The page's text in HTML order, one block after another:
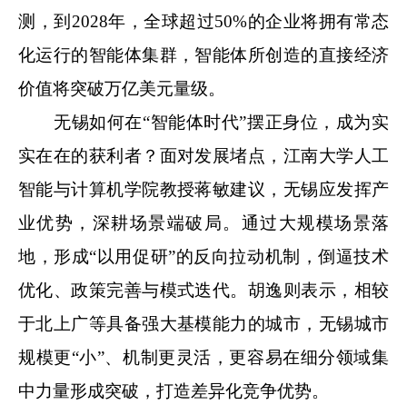
测，到2028年，全球超过50%的企业将拥有常态
化运行的智能体集群，智能体所创造的直接经济
价值将突破万亿美元量级。
无锡如何在“智能体时代”摆正身位，成为实
实在在的获利者？面对发展堵点，江南大学人工
智能与计算机学院教授蒋敏建议，无锡应发挥产
业优势，深耕场景端破局。通过大规模场景落
地，形成“以用促研”的反向拉动机制，倒逼技术
优化、政策完善与模式迭代。胡逸则表示，相较
于北上广等具备强大基模能力的城市，无锡城市
规模更“小”、机制更灵活，更容易在细分领域集
中力量形成突破，打造差异化竞争优势。